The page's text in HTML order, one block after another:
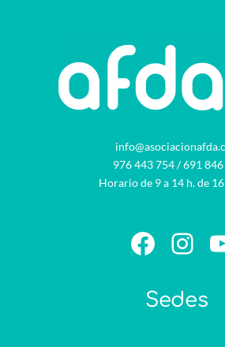
976 443 754/691
Horario de 9 a 14 h. de
Sedes